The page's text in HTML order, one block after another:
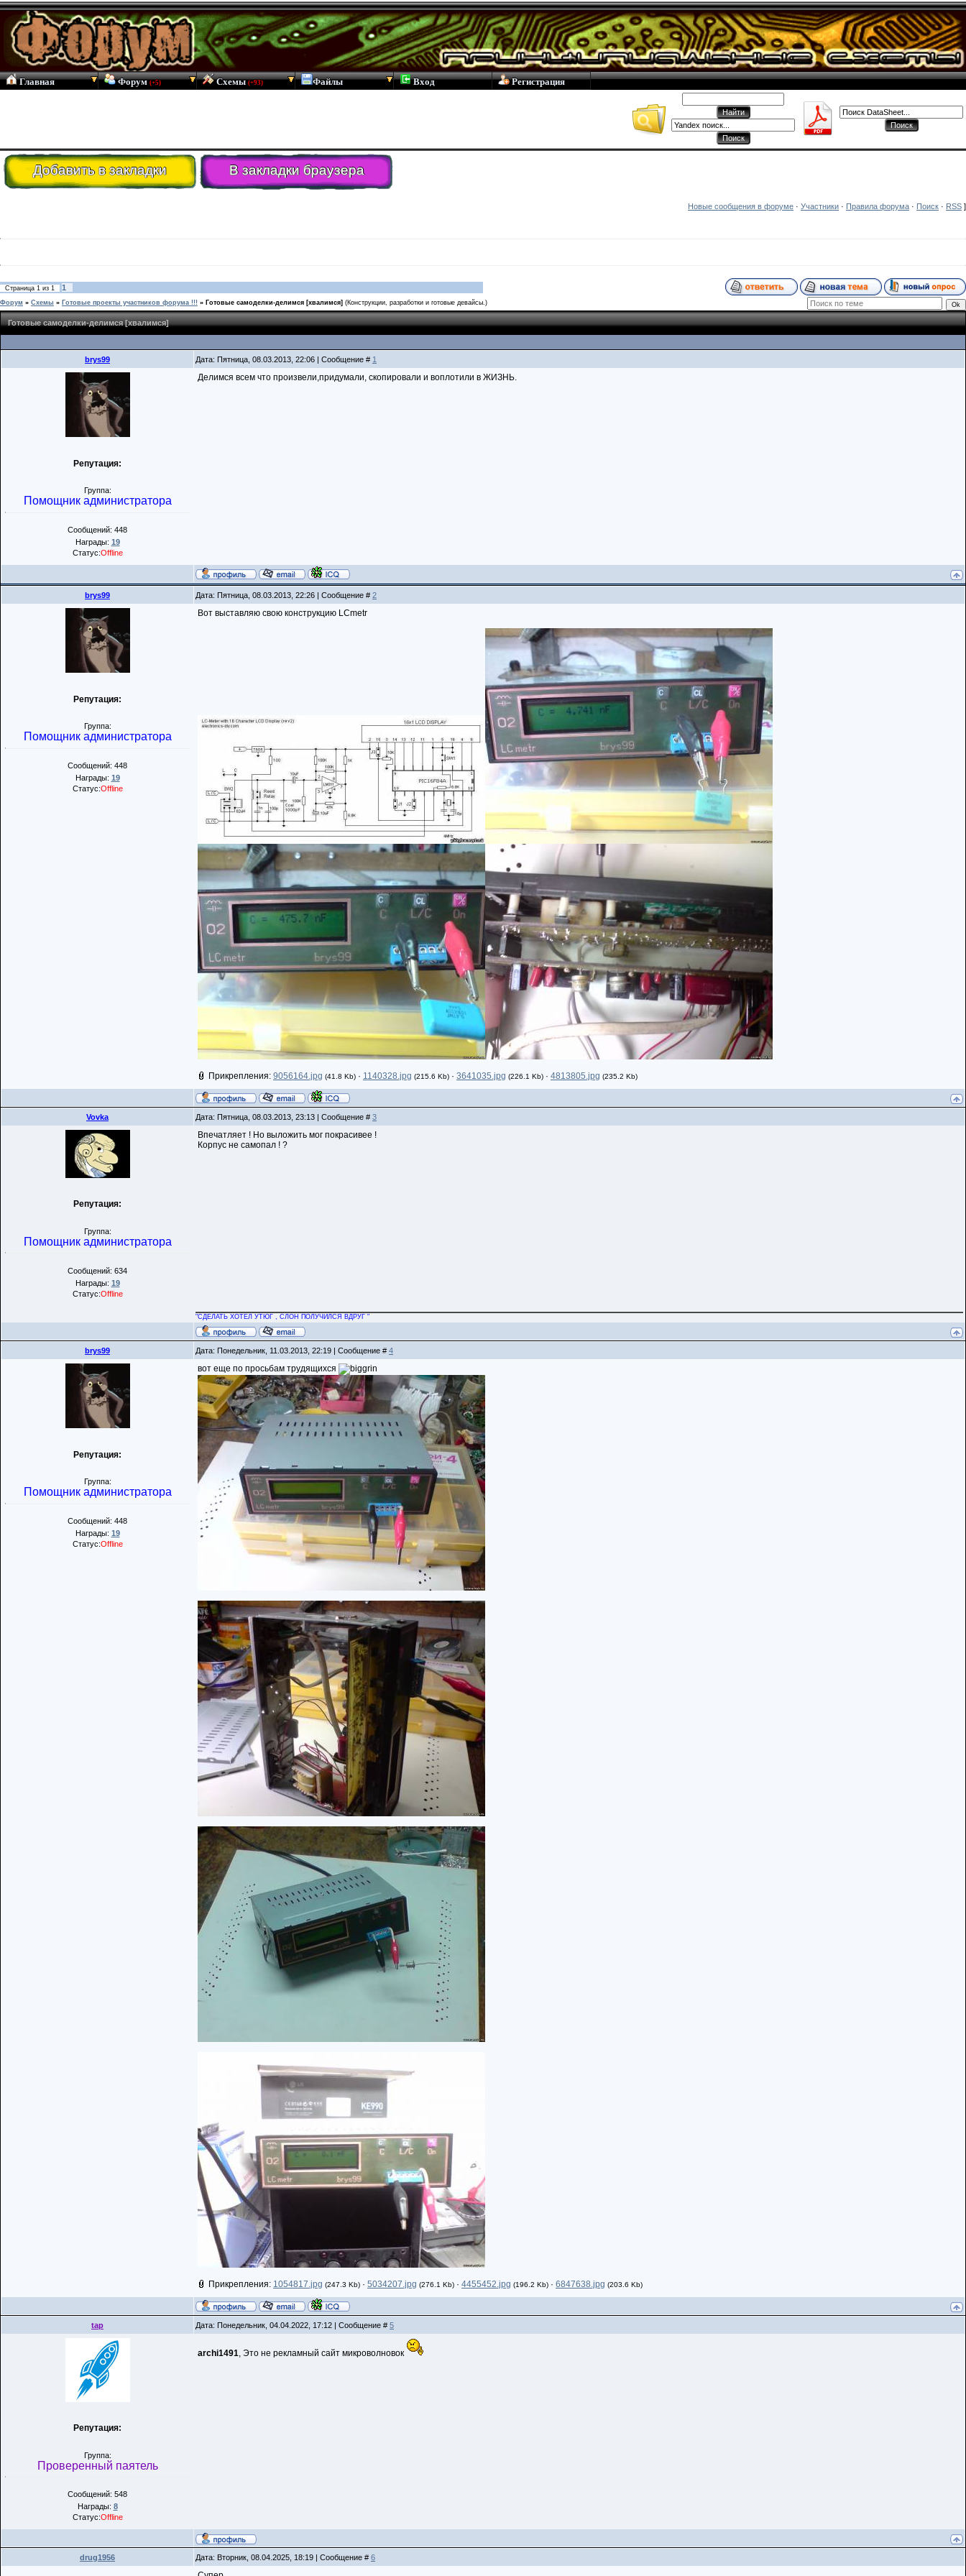
Главная Форум(+5) Схемы(+93) Файлы Вход Регистрация
Добавить в закладки В закладки браузера
Новые сообщения в форуме · Участники · Правила форума · Поиск · RSS ]
Страница 1 из 1 1
Форум » Схемы » Готовые проекты участников форума !!! » Готовые самоделки-делимся [хвалимся] (Конструкции, разработки и готовые девайсы.)
Готовые самоделки-делимся [хвалимся]
brys99 Дата: Пятница, 08.03.2013, 22:06 | Сообщение # 1
Репутация:
Группа:
Помощник администратора
Сообщений: 448
Награды: 19
Статус:Offline
Делимся всем что произвели,придумали, скопировали и воплотили в ЖИЗНЬ.
brys99 Дата: Пятница, 08.03.2013, 22:26 | Сообщение # 2
Репутация:
Группа:
Помощник администратора
Сообщений: 448
Награды: 19
Статус:Offline
Вот выставляю свою конструкцию LCmetr
Прикрепления: 9056164.jpg (41.8 Kb) · 1140328.jpg (215.6 Kb) · 3641035.jpg (226.1 Kb) · 4813805.jpg (235.2 Kb)
Vovka Дата: Пятница, 08.03.2013, 23:13 | Сообщение # 3
Репутация:
Группа:
Помощник администратора
Сообщений: 634
Награды: 19
Статус:Offline
Впечатляет ! Но выложить мог покрасивее !
Корпус не самопал ! ?
"СДЕЛАТЬ ХОТЕЛ УТЮГ , СЛОН ПОЛУЧИЛСЯ ВДРУГ "
brys99 Дата: Понедельник, 11.03.2013, 22:19 | Сообщение # 4
Репутация:
Группа:
Помощник администратора
Сообщений: 448
Награды: 19
Статус:Offline
вот еще по просьбам трудящихся
Прикрепления: 1054817.jpg (247.3 Kb) · 5034207.jpg (276.1 Kb) · 4455452.jpg (196.2 Kb) · 6847638.jpg (203.6 Kb)
tap Дата: Понедельник, 04.04.2022, 17:12 | Сообщение # 5
Репутация:
Группа:
Проверенный паятель
Сообщений: 548
Награды: 8
Статус:Offline
archi1491, Это не рекламный сайт микроволновок
drug1956 Дата: Вторник, 08.04.2025, 18:19 | Сообщение # 6